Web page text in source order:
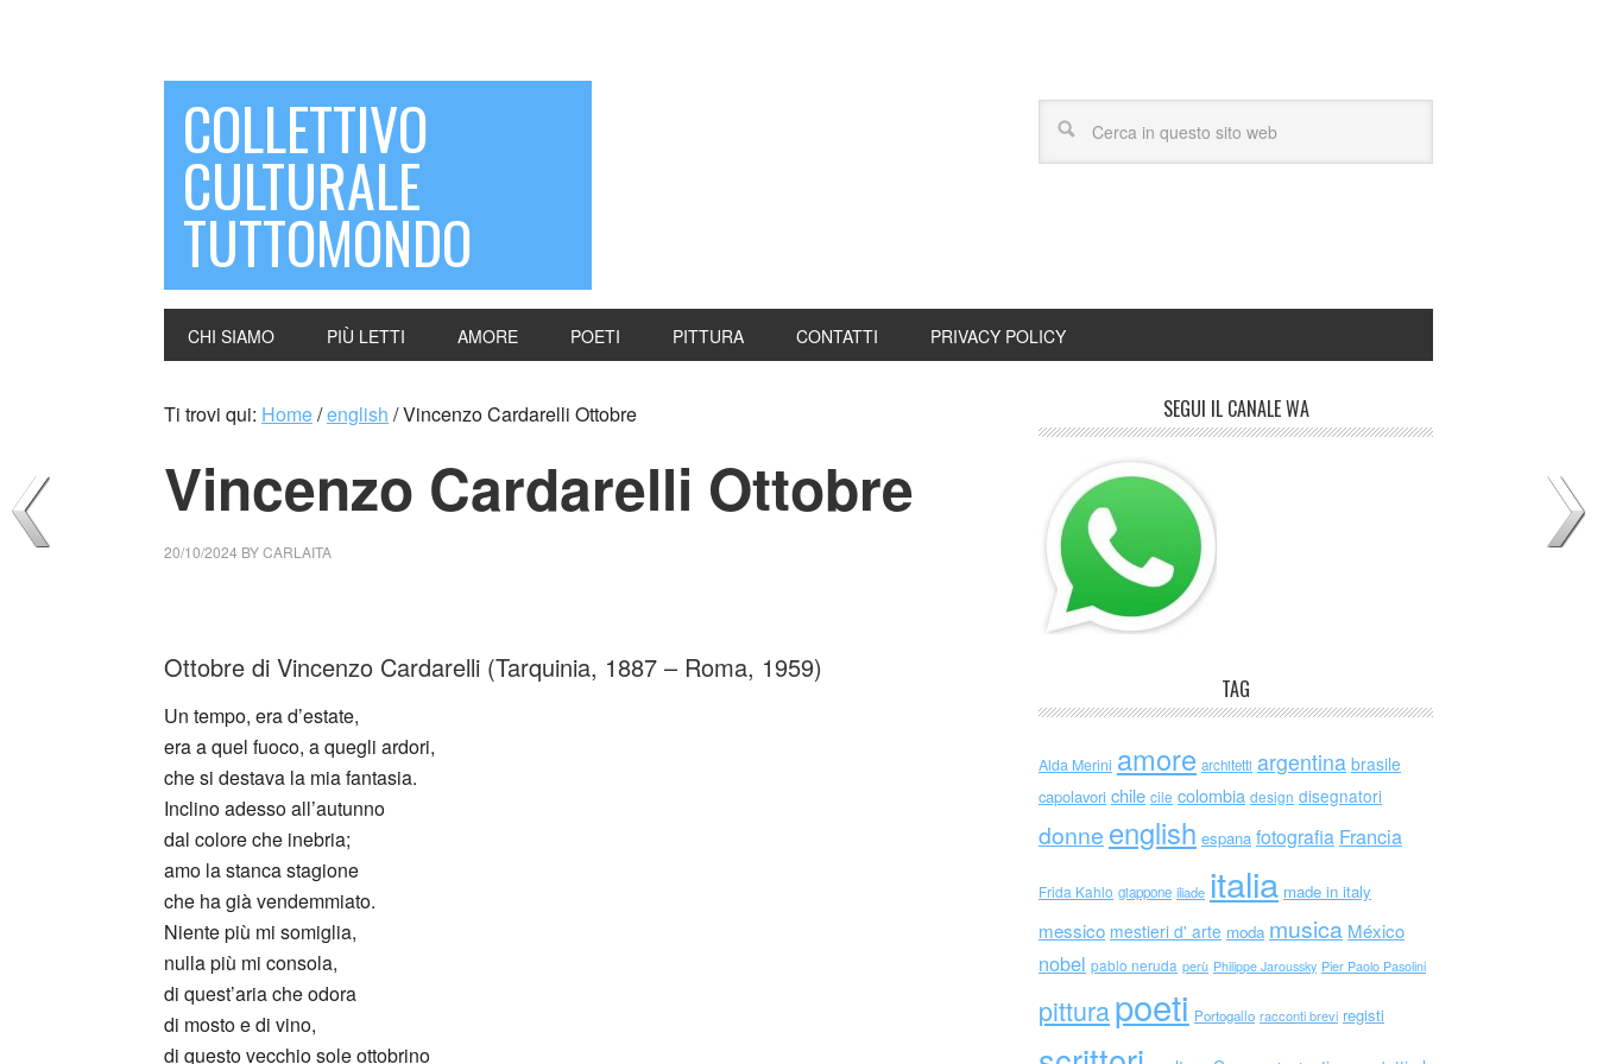
COLLETTIVO
CULTURALE
TUTTOMONDO
CHI SIAMO PIÙ LETTI AMORE POETI PITTURA CONTATTI PRIVACY POLICY
Ti trovi qui: Home/english /Vincenzo Cardarelli Ottobre
Vincenzo Cardarelli Ottobre
20/10/2024 BYCARLAITA
Ottobre di Vincenzo Cardarelli (Tarquinia, 1887 – Roma, 1959)
Un tempo, era d’estate,
era a quel fuoco, a quegli ardori,
che si destava la mia fantasia.
Inclino adesso all’autunno
dal colore che inebria;
amo la stanca stagione
che ha già vendemmiato.
Niente più mi somiglia,
nulla più mi consola,
di quest’aria che odora
di mosto e di vino,
di questo vecchio sole ottobrino
SEGUI IL CANALE WA
TAG
Alda Merini amore architetti argentina brasile
capolavori chile cile colombia design disegnatori
donne english espana fotografia Francia
Frida Kahlo giappone iliade italia made in italy
messico mestieri d' arte moda musica México
nobel pablo neruda perù Philippe Jaroussky Pier Paolo Pasolini
pitturapoeti Portogallo racconti brevi registi